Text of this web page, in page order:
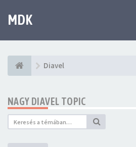
MDK
Diavel
NAGY DIAVEL TOPIC